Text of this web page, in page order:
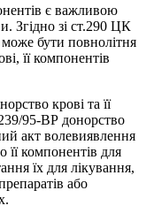
є важливою
Згідно зі ст.290 ЦК
може бути повнолітня
її компонентів
крові та її
95-ВР донорство
акт волевиявлення
компонентів для
їх для лікування,
або